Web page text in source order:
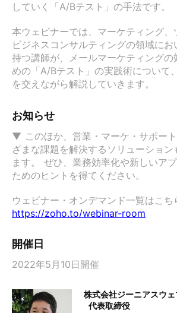
していく「A/Bテスト」の手法です。
本ウェビナーでは、マーケティング、
ビジネスコンサルティングの領域にお
持つ講師が、メールマーケティングの
めの「A/Bテスト」の実践術について
を交えながら解説していきます。
お知らせ
▼ このほか、営業・マーケ・サポー
ざまな課題を解決するソリューショ
ます。 ぜひ、業務効率化や新しいア
ためのヒントを得てください。
https://zoho.to/webinar-room
開催日
2022年5月10日開催
株式会社ジーニアスウェ
代表取締役